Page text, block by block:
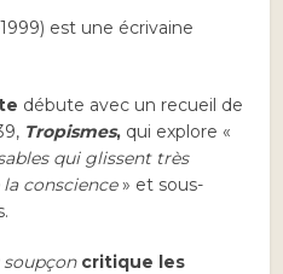
est une écrivaine
débute avec un recueil de
Tropismes, qui explore «
qui glissent très
conscience» et sous-
soupçon critique les